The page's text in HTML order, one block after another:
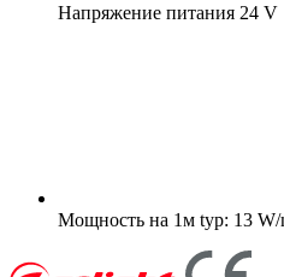
Напряжение питания 24 V
Мощность на 1м typ: 13